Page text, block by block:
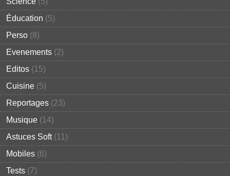
Éducation (5)
Perso (8)
Evenements (2)
Editos (15)
Cuisine (5)
Reportages (23)
Musique (14)
Astuces Soft(11)
Mobiles (6)
Tests (7)